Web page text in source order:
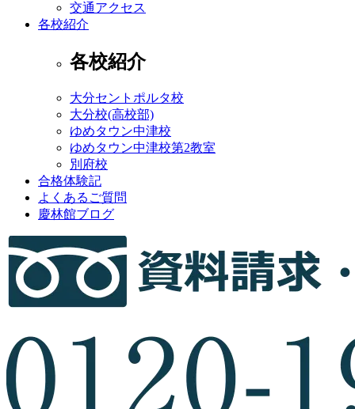
交通アクセス
各校紹介
各校紹介
大分セントポルタ校
大分校(高校部)
ゆめタウン中津校
ゆめタウン中津校第2教室
別府校
合格体験記
よくあるご質問
慶林館ブログ